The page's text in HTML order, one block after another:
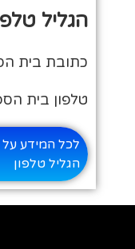
הגליל
כתובת בית
טלפון בית הספר: 04-
לכל המידע על
הגליל טלפון